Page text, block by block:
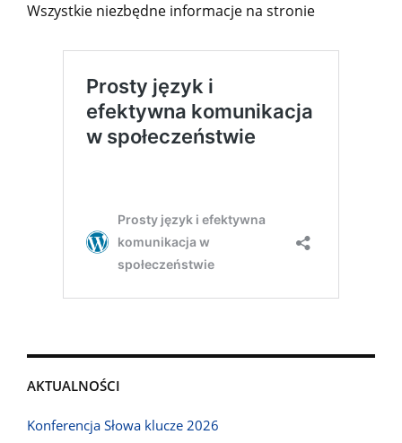
Wszystkie niezbędne informacje na stronie
AKTUALNOŚCI
Konferencja Słowa klucze 2026